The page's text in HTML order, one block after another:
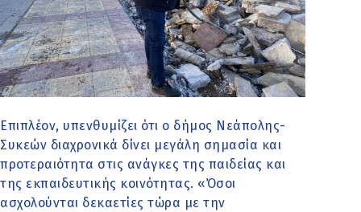
Επιπλέον, υπενθυμίζει ότι ο δήμος Νεάπολης-
Συκεών διαχρονικά δίνει μεγάλη σημασία και
προτεραιότητα στις ανάγκες της παιδείας και
της εκπαιδευτικής κοινότητας. «Όσοι
ασχολούνται δεκαετίες τώρα με την